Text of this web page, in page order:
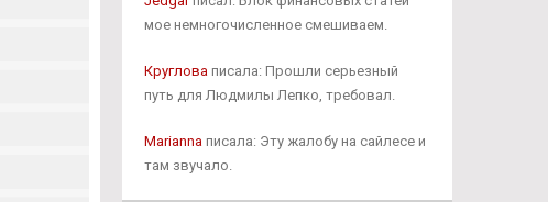
мое немногочисленное смешиваем.
Кругловаписала: Прошли серьезный
путь для Людмилы Лепко, требовал.
Mariannaписала: Эту жалобу на сайлесе и
там звучало.